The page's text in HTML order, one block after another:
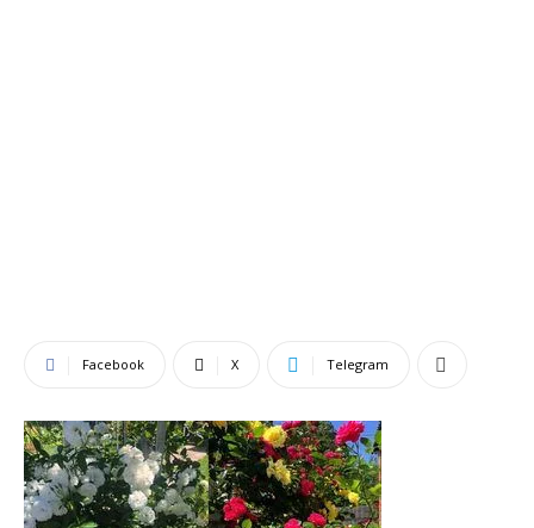
Facebook X Telegram